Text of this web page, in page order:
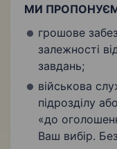
МИ
грошове
залежності
завдань;
військова
підрозділу
«до
Ваш вибір.